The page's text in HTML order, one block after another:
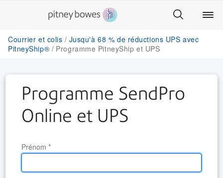
Courrier et colis
Jusqu'à 68 % de réductions UPS avec
PitneyShip®
Programme PitneyShip et UPS
Programme SendPro
Online et UPS
Prénom *